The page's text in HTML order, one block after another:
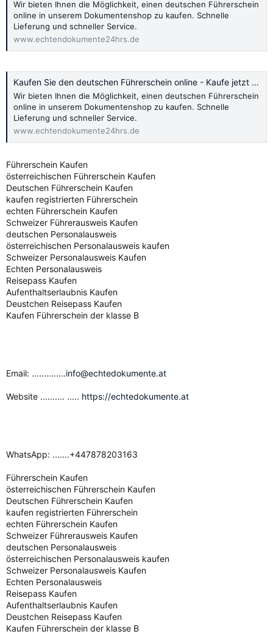
Wir bieten Ihnen die Möglichkeit, einen deutschen Führerschein
online in unserem Dokumentenshop zu kaufen. Schnelle
Lieferung und schneller Service.
www.echtendokumente24hrs.de
Kaufen Sie den deutschen Führerschein online - Kaufe jetzt 2024
Wir bieten Ihnen die Möglichkeit, einen deutschen Führerschein
online in unserem Dokumentenshop zu kaufen. Schnelle
Lieferung und schneller Service.
www.echtendokumente24hrs.de
Führerschein Kaufen
österreichischen Führerschein Kaufen
Deutschen Führerschein Kaufen
kaufen registrierten Führerschein
echten Führerschein Kaufen
Schweizer Führerausweis Kaufen
deutschen Personalausweis
österreichischen Personalausweis kaufen
Schweizer Personalausweis Kaufen
Echten Personalausweis
Reisepass Kaufen
Aufenthaltserlaubnis Kaufen
Deustchen Reisepass Kaufen
Kaufen Führerschein der klasse B
Email: ..............info@echtedokumente.at
Website .......... ..... https://echtedokumente.at
WhatsApp: .......+447878203163
Führerschein Kaufen
österreichischen Führerschein Kaufen
Deutschen Führerschein Kaufen
kaufen registrierten Führerschein
echten Führerschein Kaufen
Schweizer Führerausweis Kaufen
deutschen Personalausweis
österreichischen Personalausweis kaufen
Schweizer Personalausweis Kaufen
Echten Personalausweis
Reisepass Kaufen
Aufenthaltserlaubnis Kaufen
Deustchen Reisepass Kaufen
Kaufen Führerschein der klasse B